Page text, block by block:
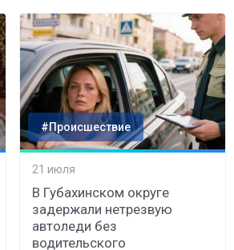
#Происшествие
21 июля
В Губахинском округе
задержали нетрезвую
автоледи без
водительского